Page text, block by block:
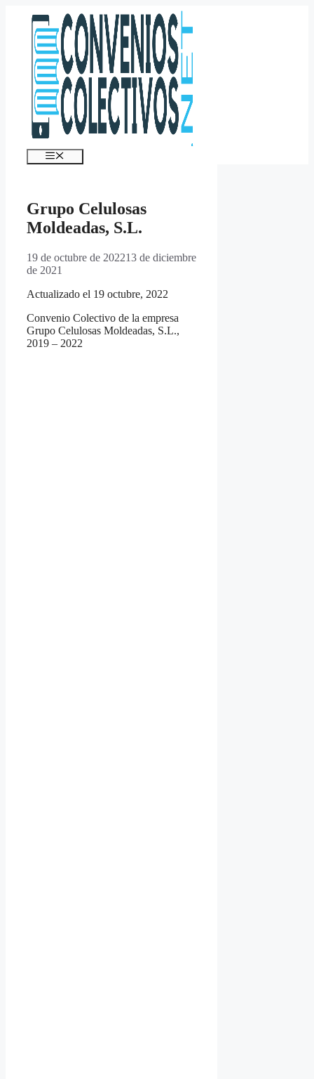
contenido
Menú
Grupo Celulosas
Moldeadas, S.L.
19 de octubre de 202213 de diciembre
de 2021
Actualizado el 19 octubre, 2022
Convenio Colectivo de la empresa
Grupo Celulosas Moldeadas, S.L.,
2019 – 2022